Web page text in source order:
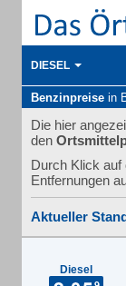
DIESEL
Benzinpreise in
Die hier
den
Durch Klick auf
Entfernungen
Aktueller
Diesel